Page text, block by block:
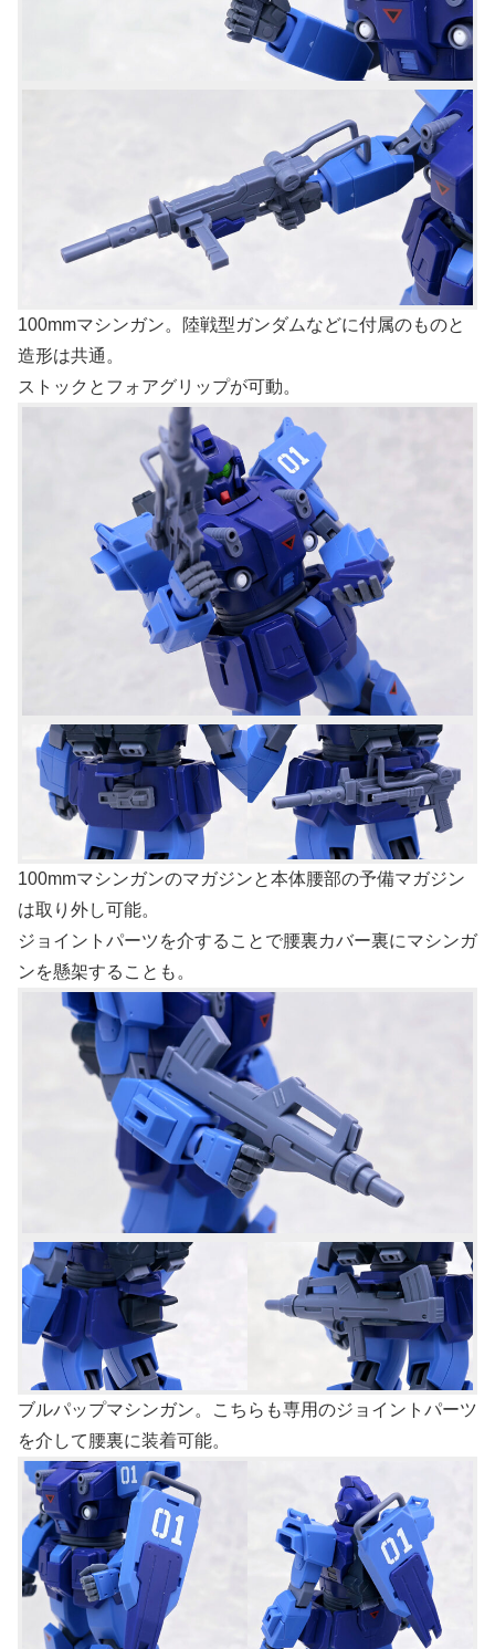
100mmマシンガン。陸戦型ガンダムなどに付属のものと
造形は共通。
ストックとフォアグリップが可動。
100mmマシンガンのマガジンと本体腰部の予備マガジン
は取り外し可能。
ジョイントパーツを介することで腰裏カバー裏にマシンガ
ンを懸架することも。
ブルパップマシンガン。こちらも専用のジョイントパーツ
を介して腰裏に装着可能。